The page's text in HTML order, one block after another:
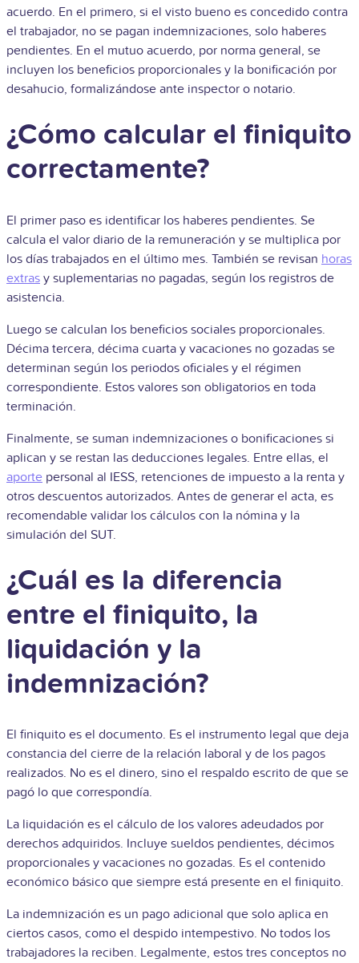
acuerdo. En el primero, si el visto bueno es concedido contra
el trabajador, no se pagan indemnizaciones, solo haberes
pendientes. En el mutuo acuerdo, por norma general, se
incluyen los beneficios proporcionales y la bonificación por
desahucio, formalizándose ante inspector o notario.
¿Cómo calcular el finiquito
correctamente?
El primer paso es identificar los haberes pendientes. Se
calcula el valor diario de la remuneración y se multiplica por
los días trabajados en el último mes. También se revisan horas
extras y suplementarias no pagadas, según los registros de
asistencia.
Luego se calculan los beneficios sociales proporcionales.
Décima tercera, décima cuarta y vacaciones no gozadas se
determinan según los periodos oficiales y el régimen
correspondiente. Estos valores son obligatorios en toda
terminación.
Finalmente, se suman indemnizaciones o bonificaciones si
aplican y se restan las deducciones legales. Entre ellas, el
aporte personal al IESS, retenciones de impuesto a la renta y
otros descuentos autorizados. Antes de generar el acta, es
recomendable validar los cálculos con la nómina y la
simulación del SUT.
¿Cuál es la diferencia
entre el finiquito, la
liquidación y la
indemnización?
El finiquito es el documento. Es el instrumento legal que deja
constancia del cierre de la relación laboral y de los pagos
realizados. No es el dinero, sino el respaldo escrito de que se
pagó lo que correspondía.
La liquidación es el cálculo de los valores adeudados por
derechos adquiridos. Incluye sueldos pendientes, décimos
proporcionales y vacaciones no gozadas. Es el contenido
económico básico que siempre está presente en el finiquito.
La indemnización es un pago adicional que solo aplica en
ciertos casos, como el despido intempestivo. No todos los
trabajadores la reciben. Legalmente, estos tres conceptos no